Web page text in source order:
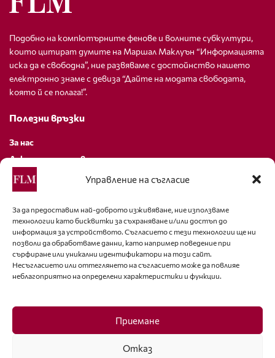
Управление на съгласие
За да предоставим най-доброто изживяване, ние използваме
технологии като бисквитки за съхраняване и/или достъп до
информация за устройството. Съгласието с тези технологии ще ни
позволи да обработваме данни, като например поведение при
сърфиране или уникални идентификатори на този сайт.
Несъгласието или оттеглянето на съгласието може да повлияе
неблагоприятно на определени характеристики и функции.
Приемане
Отказ
Подобно на компютърните фенове и волните субкултури,
които цитират думите на Маршал Маклуън “Информацията
иска да е свободна”, ние развяваме с достойнство нашето
електронно знаме с девиза “Дайте на модата свободата,
която й се полага!”.
Полезни връзки
За нас
Декларация за поверителност
Политика за бисквитки
За контакти
editor@fashion-lifestyle.net
+359 88 227 33 47
Последвайте ни
Facebook